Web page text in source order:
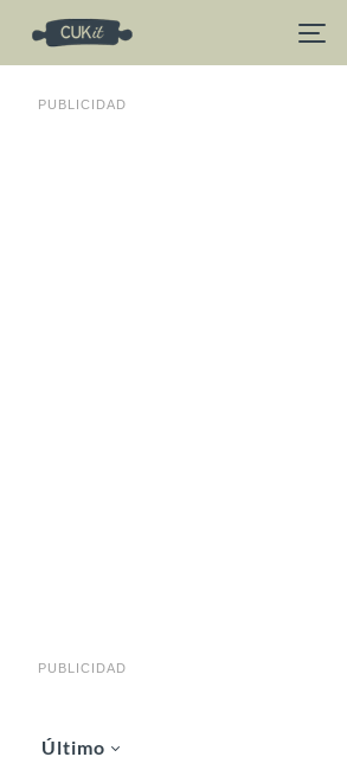
PUBLICIDAD
PUBLICIDAD
Último